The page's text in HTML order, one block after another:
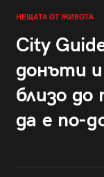
НЕЩАТА ОТ ЖИВОТА
City
донъти
близо до
да е по-